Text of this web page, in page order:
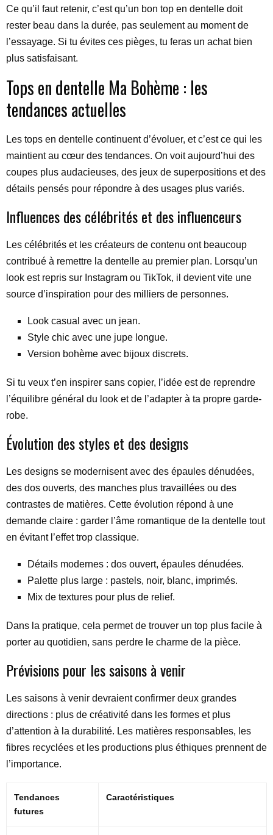
Ce qu’il faut retenir, c’est qu’un bon top en dentelle doit
rester beau dans la durée, pas seulement au moment de
l’essayage. Si tu évites ces pièges, tu feras un achat bien
plus satisfaisant.
Tops en dentelle Ma Bohème : les
tendances actuelles
Les tops en dentelle continuent d’évoluer, et c’est ce qui les
maintient au cœur des tendances. On voit aujourd’hui des
coupes plus audacieuses, des jeux de superpositions et des
détails pensés pour répondre à des usages plus variés.
Influences des célébrités et des influenceurs
Les célébrités et les créateurs de contenu ont beaucoup
contribué à remettre la dentelle au premier plan. Lorsqu’un
look est repris sur Instagram ou TikTok, il devient vite une
source d’inspiration pour des milliers de personnes.
Look casual avec un jean.
Style chic avec une jupe longue.
Version bohème avec bijoux discrets.
Si tu veux t’en inspirer sans copier, l’idée est de reprendre
l’équilibre général du look et de l’adapter à ta propre garde-
robe.
Évolution des styles et des designs
Les designs se modernisent avec des épaules dénudées,
des dos ouverts, des manches plus travaillées ou des
contrastes de matières. Cette évolution répond à une
demande claire : garder l’âme romantique de la dentelle tout
en évitant l’effet trop classique.
Détails modernes : dos ouvert, épaules dénudées.
Palette plus large : pastels, noir, blanc, imprimés.
Mix de textures pour plus de relief.
Dans la pratique, cela permet de trouver un top plus facile à
porter au quotidien, sans perdre le charme de la pièce.
Prévisions pour les saisons à venir
Les saisons à venir devraient confirmer deux grandes
directions : plus de créativité dans les formes et plus
d’attention à la durabilité. Les matières responsables, les
fibres recyclées et les productions plus éthiques prennent de
l’importance.
Tendances
futures
Caractéristiques